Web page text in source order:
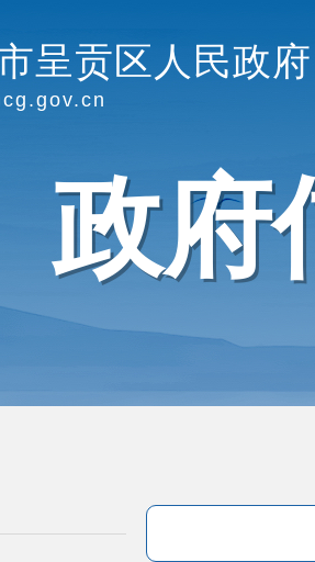
呈贡区人民政府
政府